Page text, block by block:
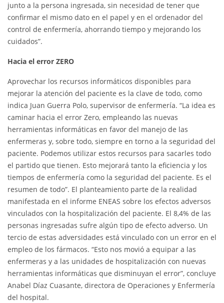
junto a la persona ingresada, sin necesidad de tener que
confirmar el mismo dato en el papel y en el ordenador del
control de enfermería, ahorrando tiempo y mejorando los
cuidados”.
Hacia el error ZERO
Aprovechar los recursos informáticos disponibles para
mejorar la atención del paciente es la clave de todo, como
indica Juan Guerra Polo, supervisor de enfermería. “La idea es
caminar hacia el error Zero, empleando las nuevas
herramientas informáticas en favor del manejo de las
enfermeras y, sobre todo, siempre en torno a la seguridad del
paciente. Podemos utilizar estos recursos para sacarles todo
el partido que tienen. Esto mejorará tanto la eficiencia y los
tiempos de enfermería como la seguridad del paciente. Es el
resumen de todo”. El planteamiento parte de la realidad
manifestada en el informe ENEAS sobre los efectos adversos
vinculados con la hospitalización del paciente. El 8,4% de las
personas ingresadas sufre algún tipo de efecto adverso. Un
tercio de estas adversidades está vinculado con un error en el
empleo de los fármacos. “Esto nos movió a equipar a las
enfermeras y a las unidades de hospitalización con nuevas
herramientas informáticas que disminuyan el error”, concluye
Anabel Díaz Cuasante, directora de Operaciones y Enfermería
del hospital.